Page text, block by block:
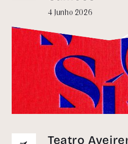
4 Junho 2026
Teatro